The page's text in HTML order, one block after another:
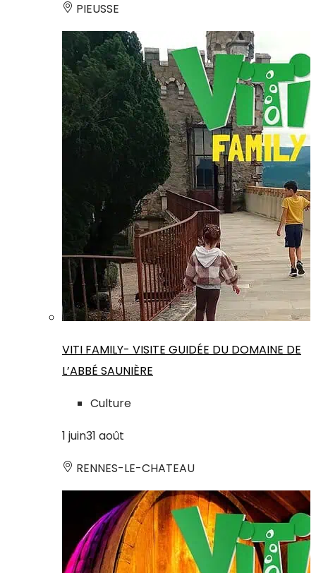
PIEUSSE
VITI FAMILY- VISITE GUIDÉE DU DOMAINE DE
L’ABBÉ SAUNIÈRE
Culture
1 juin31 août
RENNES-LE-CHATEAU